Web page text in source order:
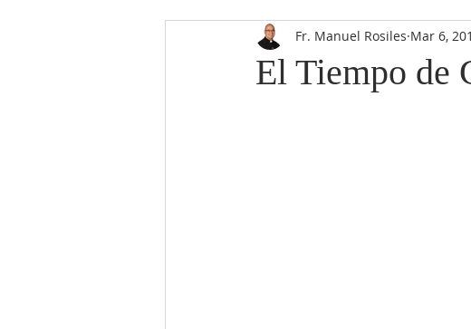
El Tiempo de
Fr. Manuel Rosiles Mar 6,